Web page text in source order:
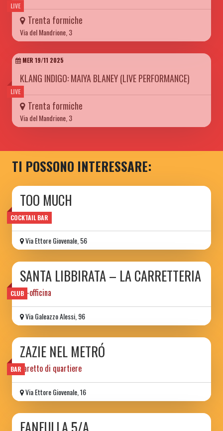
LIVE
Trenta formiche
Via del Mandrione, 3
LIVE
MER 19/11 2025
KLANG INDIGO: MAIYA BLANEY (LIVE PERFORMANCE)
Trenta formiche
Via del Mandrione, 3
TI POSSONO INTERESSARE:
COCKTAIL BAR
TOO MUCH
wine bar
Via Ettore Giovenale, 56
CLUB
SANTA LIBBIRATA – LA CARRETTERIA
ex-officina
Via Galeazzo Alessi, 96
BAR
ZAZIE NEL METRÓ
baretto di quartiere
Via Ettore Giovenale, 16